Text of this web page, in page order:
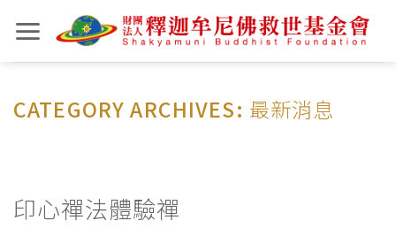
to
content
CATEGORY ARCHIVES: 最新消息
印心禪法體驗禪